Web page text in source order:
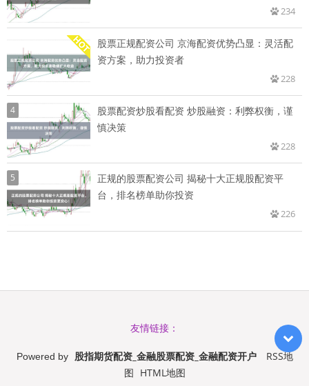
234
股票正规配资公司 京海配资优势凸显：灵活配
资方案，助力投资者
228
4
股票配资炒股看配资 炒股融资：利弊权衡，谨
慎决策
228
5
正规的股票配资公司 揭秘十大正规股配资平
台，排名榜单助你投资
226
友情链接：
Powered by 股指期货配资_金融股票配资_金融配资开户
RSS地
图 HTML地图